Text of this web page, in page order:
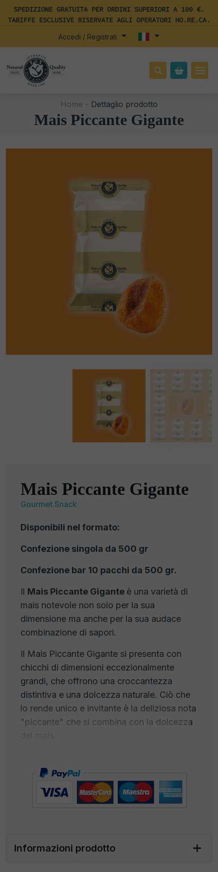
SPEDIZIONE GRATUITA PER ORDINI SUPERIORI A 100 €.
TARIFFE ESCLUSIVE RISERVATE AGLI OPERATORI HO.RE.CA.
Accedi / Registrati
Home - Dettaglio prodotto
Mais Piccante Gigante
Mais Piccante Gigante
Gourmet Snack
Disponibili nel formato:
Confezione singola da 500 gr
Confezione bar 10 pacchi da 500 gr.
Il Mais Piccante Gigante è una varietà di
mais notevole non solo per la sua
dimensione ma anche per la sua audace
combinazione di sapori.
Il Mais Piccante Gigante si presenta con
chicchi di dimensioni eccezionalmente
grandi, che offrono una croccantezza
distintiva e una dolcezza naturale. Ciò che
lo rende unico e invitante è la deliziosa nota
"piccante" che si combina con la dolcezza
sapori audacie non ha paura di
È un'ottima opzione per uno spuntino
durante una serata cinematografica, una
Il Mais Piccante Gigante è una scelta
Informazioni prodotto